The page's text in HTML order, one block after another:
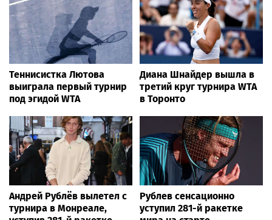
Лучшими бойцами
Уральского округа
Росгвардии стали
военнослужащие
озерского соединения по
охране важных
государственных
объектов
Росгвардия обеспечила
правопорядок на
футбольном матче РПЛ в
Дагестане